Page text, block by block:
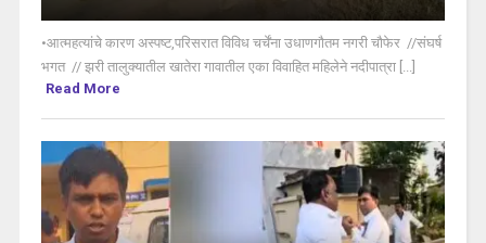
•आत्महत्यांचे कारण अस्पष्ट,परिसरात विविध चर्चेंना उधाणगौतम नगरी चौफेर //संघर्ष
भगत // झरी तालुक्यातील खातेरा गावातील एका विवाहित महिलेने नदीपात्रा [...]
Read More